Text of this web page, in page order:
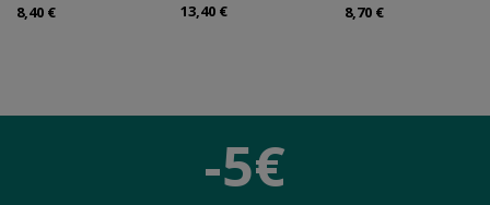
8,40 € 13,40 € 8,70 €
-5€